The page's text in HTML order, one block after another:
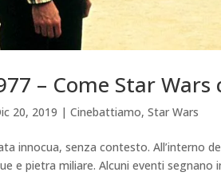
– Come Star
20, 2019 |Cinebattiamo,Star Wars
innocua, senza contesto. All’interno
e pietra miliare. Alcuni eventi